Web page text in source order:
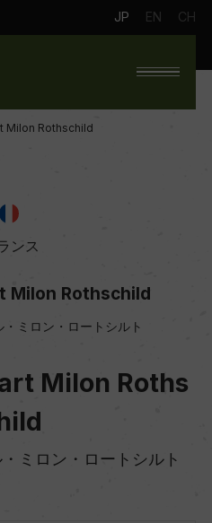
JP EN CH
Milon Rothschild
ンス
Milon Rothschild
ミロン・ロートシルト
Milon Roths
ミロン・ロートシルト